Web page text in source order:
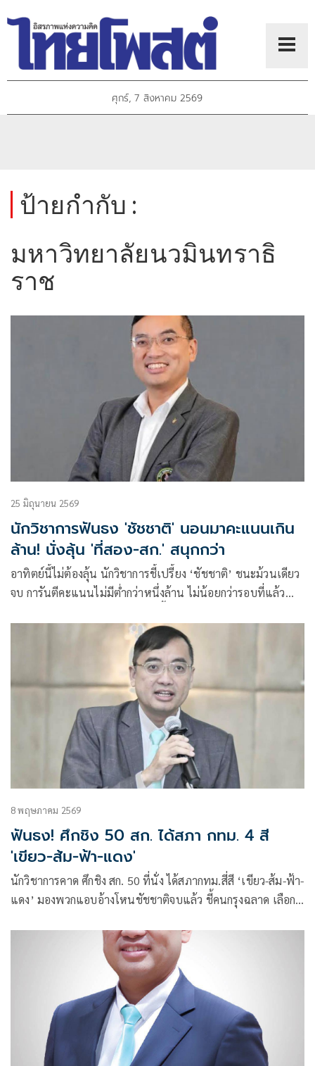
ศุกร์, 7 สิงหาคม 2569
ป้ายกำกับ :
มหาวิทยาลัยนวมินทราธิ
ราช
25 มิถุนายน 2569
นักวิชาการฟันธง 'ชัชชาติ' นอนมาคะแนนเกิน
ล้าน! นั่งลุ้น 'ที่สอง-สก.' สนุกกว่า
อาทิตย์นี้ไม่ต้องลุ้น นักวิชาการชี้เปรี้ยง ‘ชัชชาติ’ ชนะม้วนเดียว
จบ การันตีคะแนนไม่มีต่ำกว่าหนึ่งล้าน ไม่น้อยกว่ารอบที่แล้ว
8 พฤษภาคม 2569
ฟันธง! ศึกชิง 50 สก. ได้สภา กทม. 4 สี
'เขียว-ส้ม-ฟ้า-แดง'
นักวิชาการคาด ศึกชิง สก. 50 ที่นั่ง ได้สภากทม.สี่สี ‘เขียว-ส้ม-ฟ้า-
แดง’ มองพวกแอบอ้างโหนชัชชาติจบแล้ว ชี้คนกรุงฉลาด เลือกผู้